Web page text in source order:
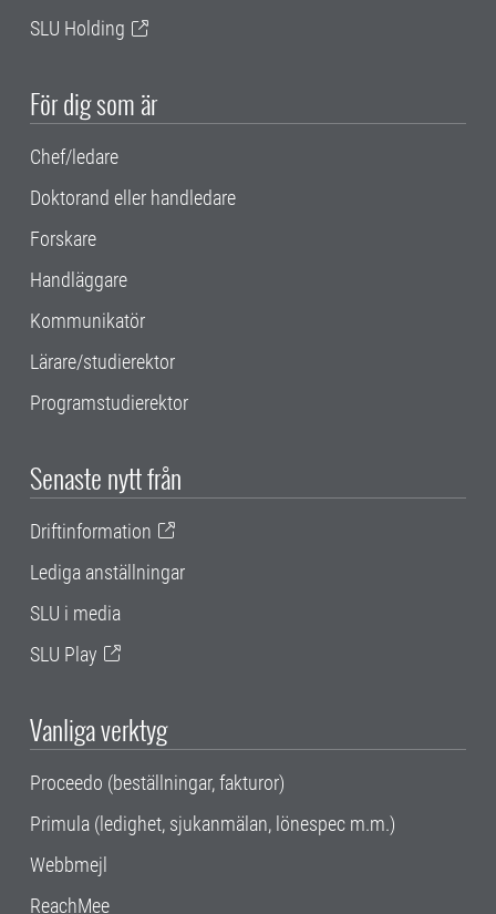
SLU Holding
För dig som är
Chef/ledare
Doktorand eller handledare
Forskare
Handläggare
Kommunikatör
Lärare/studierektor
Programstudierektor
Senaste nytt från
Driftinformation
Lediga anställningar
SLU i media
SLU Play
Vanliga verktyg
Proceedo (beställningar, fakturor)
Primula (ledighet, sjukanmälan, lönespec m.m.)
Webbmejl
ReachMee